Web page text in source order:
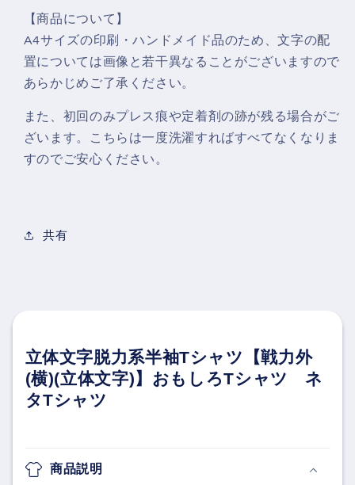
【商品について】
A4サイズの印刷・ハンドメイド品のため、文字の配
置については画像と若干異なることがございますので
あらかじめご了承ください。
また、初回のみプレス痕や定着剤の跡が残る場合がご
ざいます。こちらは一度洗濯すればすべてなくなりま
すのでご安心ください。
共有
立体文字脱力系半袖Tシャツ【戦力外
(横)(立体文字)】おもしろTシャツ ネ
タTシャツ
商品説明